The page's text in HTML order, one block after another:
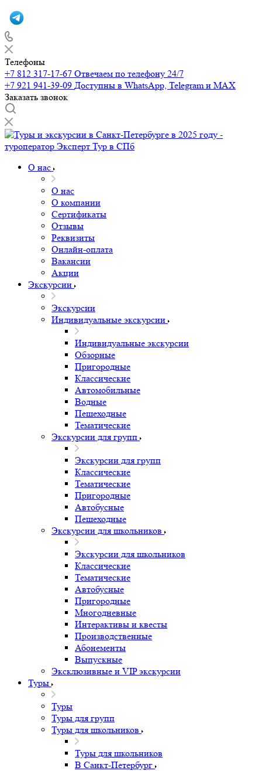
Телефоны
+7 812 317-17-67 Отвечаем по телефону 24/7
+7 921 941-39-09 Доступны в WhatsApp, Telegram и MAX
Заказать звонок
О нас
О нас
О компании
Сертификаты
Отзывы
Реквизиты
Онлайн-оплата
Вакансии
Акции
Экскурсии
Экскурсии
Индивидуальные экскурсии
Индивидуальные экскурсии
Обзорные
Пригородные
Классические
Автомобильные
Водные
Пешеходные
Тематические
Экскурсии для групп
Экскурсии для групп
Классические
Тематические
Пригородные
Автобусные
Пешеходные
Экскурсии для школьников
Экскурсии для школьников
Классические
Тематические
Автобусные
Пригородные
Многодневные
Интерактивы и квесты
Производственные
Абонементы
Выпускные
Эксклюзивные и VIP экскурсии
Туры
Туры
Туры для групп
Туры для школьников
Туры для школьников
В Санкт-Петербург